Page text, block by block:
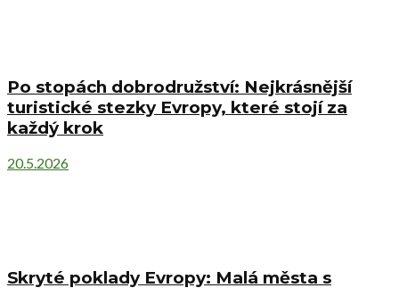
Po stopách dobrodružství: Nejkrásnější
turistické stezky Evropy, které stojí za
každý krok
20.5.2026
Skryté poklady Evropy: Malá města s